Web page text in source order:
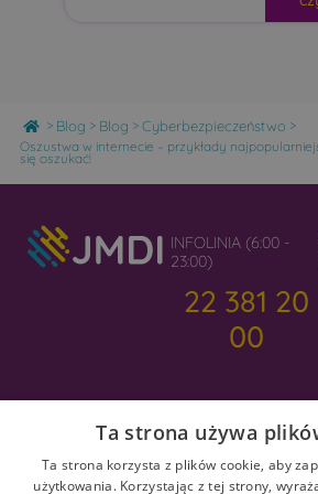
Home
> Blog > Blog > Cyberbezpieczeństwo >
Oszustwa w internecie – przykłady
się oszukać!
INFOLINIA (6:00 -
23:00)
22 381 20
00
Ta strona używa
Ta strona korzysta z plików cookie, aby
użytkowania. Korzystając z tej strony,